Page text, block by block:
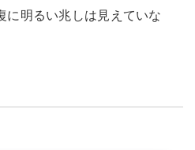
に明るい兆しは見えていな